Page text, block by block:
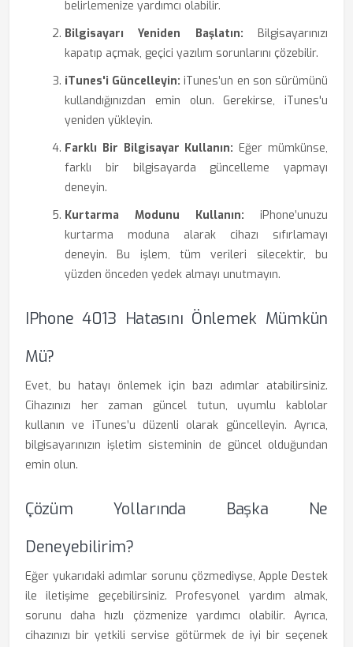
belirlemenize yardımcı olabilir.
Bilgisayarı Yeniden Başlatın: Bilgisayarınızı
kapatıp açmak, geçici yazılım sorunlarını çözebilir.
iTunes'i Güncelleyin: iTunes’un en son sürümünü
kullandığınızdan emin olun. Gerekirse, iTunes'u
yeniden yükleyin.
Farklı Bir Bilgisayar Kullanın: Eğer mümkünse,
farklı bir bilgisayarda güncelleme yapmayı
deneyin.
Kurtarma Modunu Kullanın: iPhone’unuzu
kurtarma moduna alarak cihazı sıfırlamayı
deneyin. Bu işlem, tüm verileri silecektir, bu
yüzden önceden yedek almayı unutmayın.
IPhone 4013 Hatasını Önlemek Mümkün
Mü?
Evet, bu hatayı önlemek için bazı adımlar atabilirsiniz.
Cihazınızı her zaman güncel tutun, uyumlu kablolar
kullanın ve iTunes’u düzenli olarak güncelleyin. Ayrıca,
bilgisayarınızın işletim sisteminin de güncel olduğundan
emin olun.
Çözüm Yollarında Başka Ne
Deneyebilirim?
Eğer yukarıdaki adımlar sorunu çözmediyse, Apple Destek
ile iletişime geçebilirsiniz. Profesyonel yardım almak,
sorunu daha hızlı çözmenize yardımcı olabilir. Ayrıca,
cihazınızı bir yetkili servise götürmek de iyi bir seçenek